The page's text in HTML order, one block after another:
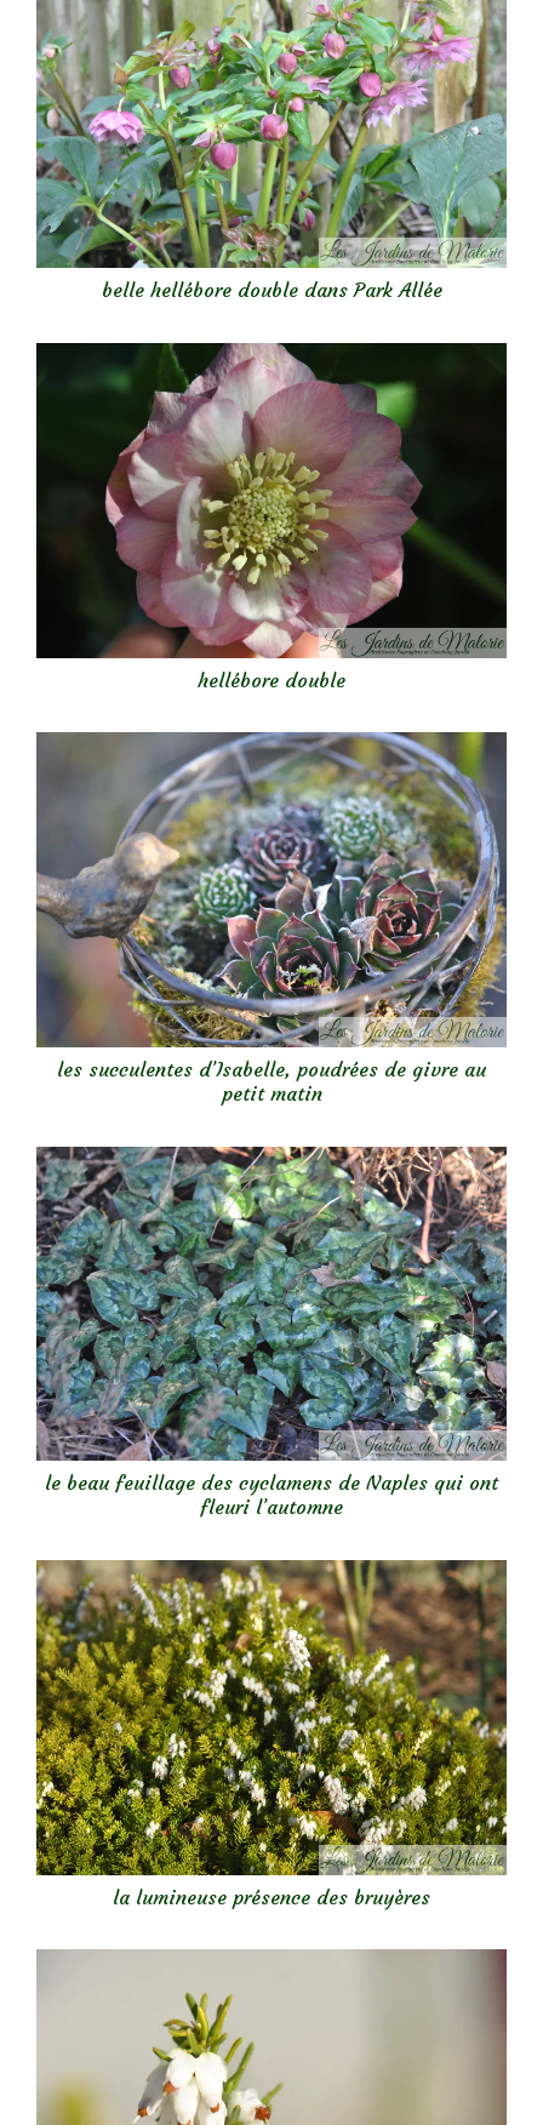
belle hellébore double dans Park Allée
hellébore double
les succulentes d’Isabelle, poudrées de givre au
petit matin
le beau feuillage des cyclamens de Naples qui ont
fleuri l’automne
la lumineuse présence des bruyères